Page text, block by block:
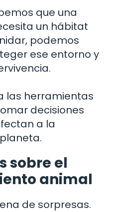
que una
un hábitat
podemos
ese entorno y
las herramientas
decisiones
a la
sobre el
animal
de sorpresas.